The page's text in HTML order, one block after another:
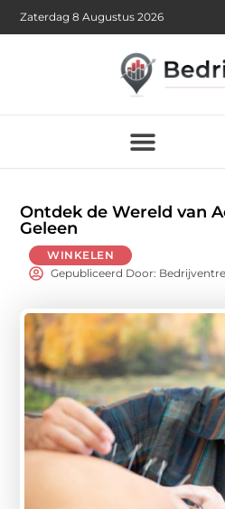
Zaterdag 8 Augustus 2026
Ontdek de Wereld van
Geleen
WINKELEN
Gepubliceerd Door: